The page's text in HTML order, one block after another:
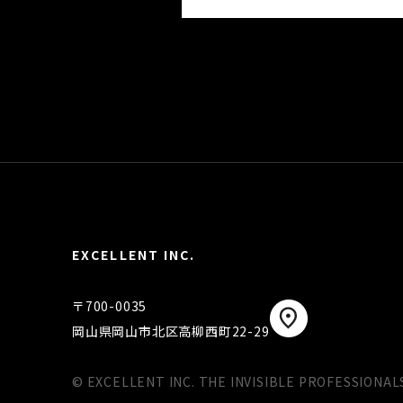
EXCELLENT INC.
〒700-0035
岡山県岡山市北区高柳西町22-29
© EXCELLENT INC. THE INVISIBLE